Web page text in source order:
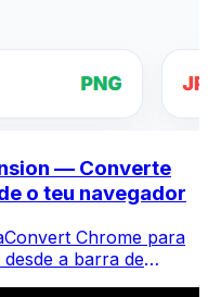
— Converte
o teu navegador
Chrome para
a barra de